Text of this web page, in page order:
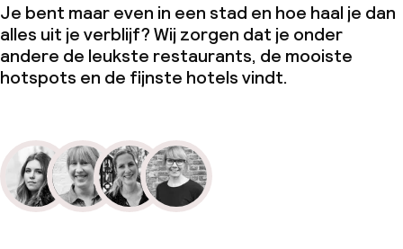
Je bent maar even in een stad en hoe haal je dan
alles uit je verblijf? Wij zorgen dat je onder
andere de leukste restaurants, de mooiste
hotspots en de fijnste hotels vindt.